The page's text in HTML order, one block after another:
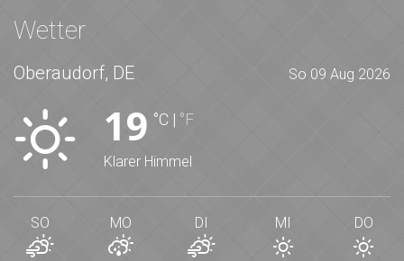
Wetter
Oberaudorf, DE So 09 Aug 2026
19 °C | °F
Klarer Himmel
SO MO DI MI DO